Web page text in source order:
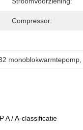
Compressor:
monoblokwarmtepomp
A / A-classificatie